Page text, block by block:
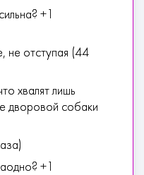
+1
не отступая (44
хвалят лишь
дворовой собаки
+1